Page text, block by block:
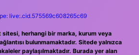
live:.cid.575569c608265c69
sitesi, herhangi bir marka, kurum veya
bulunmamaktadır. Sitede yalnızca
paylaşılmaktadır. Burada yer alan